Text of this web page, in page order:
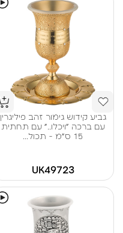
גביע קידוש גימור זהב פיליגרין
עם ברכה "ויכלו.." עם תחתית
15 ס"מ - תכול...
UK49723